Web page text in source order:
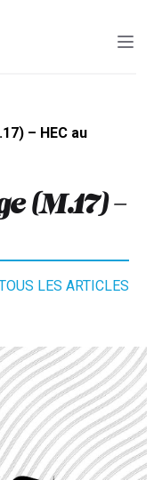
– HEC au
(M.17) –
LES ARTICLES